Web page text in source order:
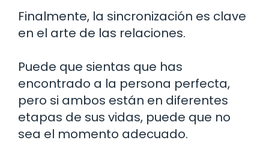
Finalmente, la sincronización es clave
en el arte de las relaciones.
Puede que sientas que has
encontrado a la persona perfecta,
pero si ambos están en diferentes
etapas de sus vidas, puede que no
sea el momento adecuado.